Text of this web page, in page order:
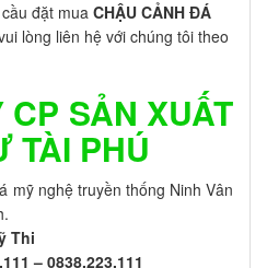
đặt mua CHẬU CẢNH ĐÁ
lòng liên hệ với chúng tôi theo
CP SẢN XUẤT
TÀI PHÚ
mỹ nghệ truyền thống Ninh Vân
Thi
– 0838.223.111